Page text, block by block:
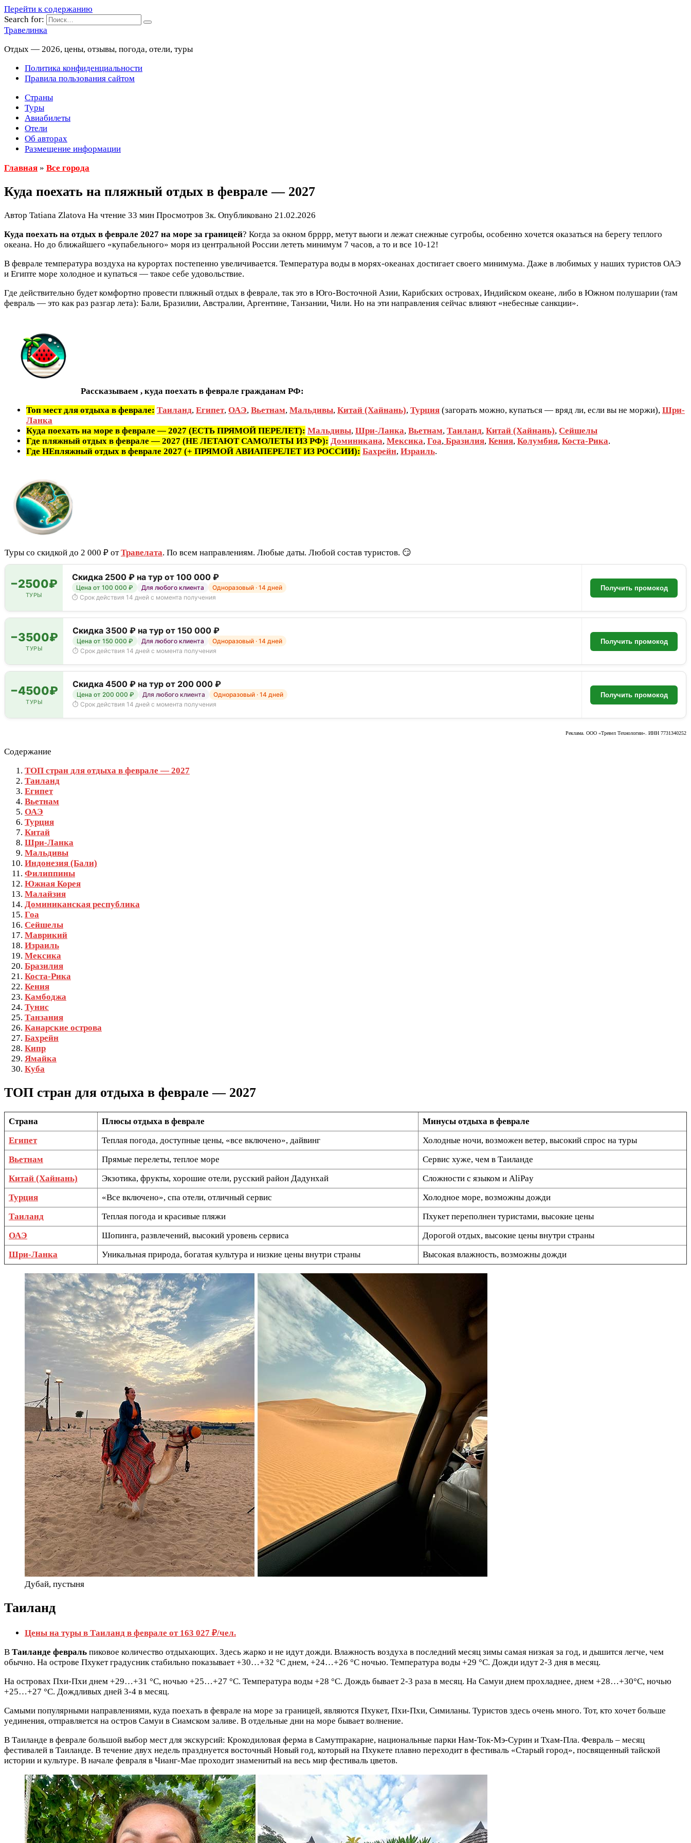
Перейти к содержанию
Search for:
Травелинка
Отдых — 2026, цены, отзывы, погода, отели, туры
Политика конфиденциальности
Правила пользования сайтом
Страны
Туры
Авиабилеты
Отели
Об авторах
Размещение информации
Главная » Все города
Куда поехать на пляжный отдых в феврале — 2027
Автор Tatiana Zlatova На чтение 33 мин Просмотров 3к. Опубликовано 21.02.2026
Куда поехать на отдых в феврале 2027 на море за границей? Когда за окном брррр, метут вьюги и лежат снежные сугробы, особенно хочется оказаться на берегу теплого
океана. Но до ближайшего «купабельного» моря из центральной России лететь минимум 7 часов, а то и все 10-12!
В феврале температура воздуха на курортах постепенно увеличивается. Температура воды в морях-океанах достигает своего минимума. Даже в любимых у наших туристов ОАЭ
и Египте море холодное и купаться — такое себе удовольствие.
Где действительно будет комфортно провести пляжный отдых в феврале, так это в Юго-Восточной Азии, Карибских островах, Индийском океане, либо в Южном полушарии (там
февраль — это как раз разгар лета): Бали, Бразилии, Австралии, Аргентине, Танзании, Чили. Но на эти направления сейчас влияют «небесные санкции».
Рассказываем , куда поехать в феврале гражданам РФ:
Топ мест для отдыха в феврале: Таиланд, Египет, ОАЭ, Вьетнам, Мальдивы, Китай (Хайнань), Турция (загорать можно, купаться — вряд ли, если вы не моржи), Шри-
Ланка
Куда поехать на море в феврале — 2027 (ЕСТЬ ПРЯМОЙ ПЕРЕЛЕТ): Мальдивы, Шри-Ланка, Вьетнам, Таиланд, Китай (Хайнань), Сейшелы
Где пляжный отдых в феврале — 2027 (НЕ ЛЕТАЮТ САМОЛЕТЫ ИЗ РФ): Доминикана, Мексика, Гоа, Бразилия, Кения, Колумбия, Коста-Рика.
Где НЕпляжный отдых в феврале 2027 (+ ПРЯМОЙ АВИАПЕРЕЛЕТ ИЗ РОССИИ): Бахрейн, Израиль.
Туры со скидкой до 2 000 ₽ отТравелата. По всем направлениям. Любые даты. Любой состав туристов. 😏
−2500₽
ТУРЫ
Скидка 2500 ₽ на тур от 100 000 ₽
Цена от 100 000 ₽ Для любого клиента
Одноразовый · 14 дней
⏱ Срок действия 14 дней с момента получения
Получить промокод
−3500₽
ТУРЫ
Скидка 3500 ₽ на тур от 150 000 ₽
Цена от 150 000 ₽ Для любого клиента
Одноразовый · 14 дней
⏱ Срок действия 14 дней с момента получения
Получить промокод
−4500₽
ТУРЫ
Скидка 4500 ₽ на тур от 200 000 ₽
Цена от 200 000 ₽ Для любого клиента
Одноразовый · 14 дней
⏱ Срок действия 14 дней с момента получения
Получить промокод
Реклама. ООО «Тревел Технологии». ИНН 7731340252
Содержание
ТОП стран для отдыха в феврале — 2027
Таиланд
Египет
Вьетнам
ОАЭ
Турция
Китай
Шри-Ланка
Мальдивы
Индонезия (Бали)
Филиппины
Южная Корея
Малайзия
Доминиканская республика
Гоа
Сейшелы
Маврикий
Израиль
Мексика
Бразилия
Коста-Рика
Кения
Камбоджа
Тунис
Танзания
Канарские острова
Бахрейн
Кипр
Ямайка
Куба
ТОП стран для отдыха в феврале — 2027
Страна Плюсы отдыха в феврале
Минусы отдыха в феврале
Египет
Теплая погода, доступные цены, «все включено», дайвинг
Холодные ночи, возможен ветер, высокий спрос на туры
Вьетнам
Прямые перелеты, теплое море
Сервис хуже, чем в Таиланде
Китай (Хайнань)
Экзотика, фрукты, хорошие отели, русский район Дадунхай
Сложности с языком и AliPay
Турция
«Все включено», спа отели, отличный сервис
Холодное море, возможны дожди
Таиланд
Теплая погода и красивые пляжи
Пхукет переполнен туристами, высокие цены
ОАЭ
Шопинга, развлечений, высокий уровень сервиса
Дорогой отдых, высокие цены внутри страны
Шри-Ланка
Уникальная природа, богатая культура и низкие цены внутри страны Высокая влажность, возможны дожди
Дубай, пустыня
Таиланд
Цены на туры в Таиланд в феврале от 163 027 ₽/чел.
В Таиланде февраль пиковое количество отдыхающих. Здесь жарко и не идут дожди. Влажность воздуха в последний месяц зимы самая низкая за год, и дышится легче, чем
обычно. На острове Пхукет градусник стабильно показывает +30…+32 °C днем, +24…+26 °C ночью. Температура воды +29 °C. Дожди идут 2-3 дня в месяц.
На островах Пхи-Пхи днем +29…+31 °C, ночью +25…+27 °C. Температура воды +28 °C. Дождь бывает 2-3 раза в месяц. На Самуи днем прохладнее, днем +28…+30°C, ночью
+25…+27 °C. Дождливых дней 3-4 в месяц.
Самыми популярными направлениями, куда поехать в феврале на море за границей, являются Пхукет, Пхи-Пхи, Симиланы. Туристов здесь очень много. Тот, кто хочет больше
уединения, отправляется на остров Самуи в Сиамском заливе. В отдельные дни на море бывает волнение.
В Таиланде в феврале большой выбор мест для экскурсий: Крокодиловая ферма в Самутпракарне, национальные парки Нам-Ток-Мэ-Сурин и Тхам-Пла. Февраль – месяц
фестивалей в Таиланде. В течение двух недель празднуется восточный Новый год, который на Пхукете плавно переходит в фестиваль «Старый город», посвященный тайской
истории и культуре. В начале февраля в Чианг-Мае проходит знаменитый на весь мир фестиваль цветов.